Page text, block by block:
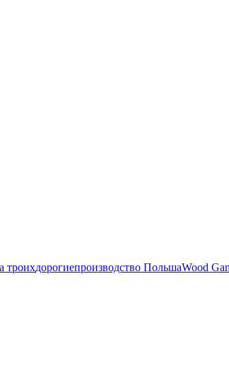
троихдорогиепроизводство ПольшаWood